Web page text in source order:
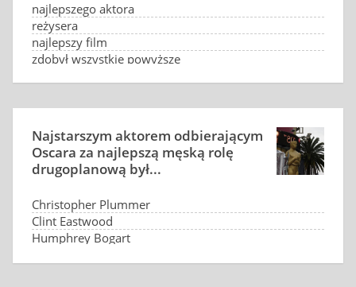
najlepszego aktora
reżysera
najlepszy film
zdobył wszystkie powyższe
Najstarszym aktorem odbierającym
Oscara za najlepszą męską rolę
drugoplanową był...
Christopher Plummer
Clint Eastwood
Humphrey Bogart